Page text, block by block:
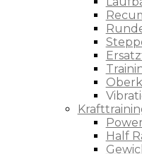
Half